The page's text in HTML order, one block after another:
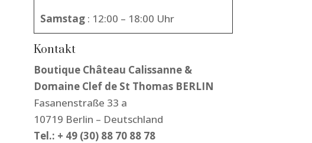
Samstag: 12:00 – 18:00 Uhr
Kontakt
Boutique Château Calissanne &
Domaine Clef de St Thomas BERLIN
Fasanenstraße 33 a
10719 Berlin – Deutschland
Tel.: + 49 (30) 88 70 88 78